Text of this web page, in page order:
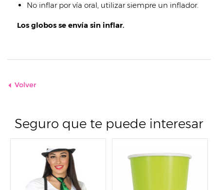
No inflar por vía oral, utilizar siempre un inflador.
Los globos se envía sin inflar.
Volver
Seguro que te puede interesar